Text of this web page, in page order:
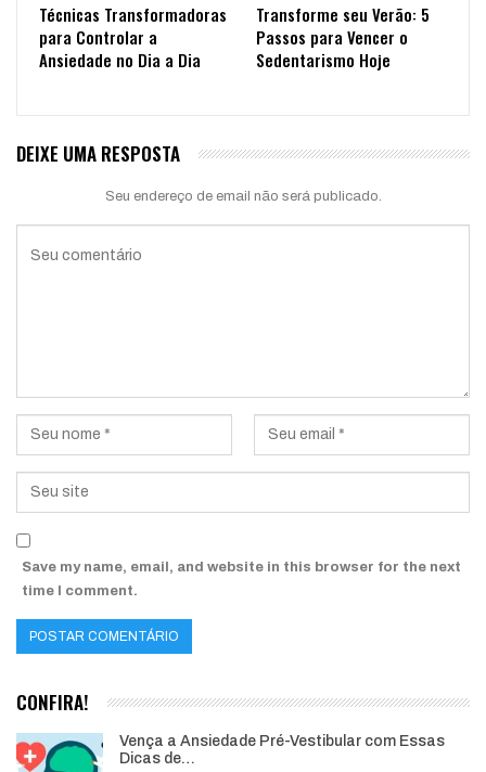
Técnicas Transformadoras
para Controlar a
Ansiedade no Dia a Dia
Transforme seu Verão: 5
Passos para Vencer o
Sedentarismo Hoje
DEIXE UMA RESPOSTA
Seu endereço de email não será publicado.
Save my name, email, and website in this browser for the next
time I comment.
CONFIRA!
Vença a Ansiedade Pré-Vestibular com Essas
Dicas de…